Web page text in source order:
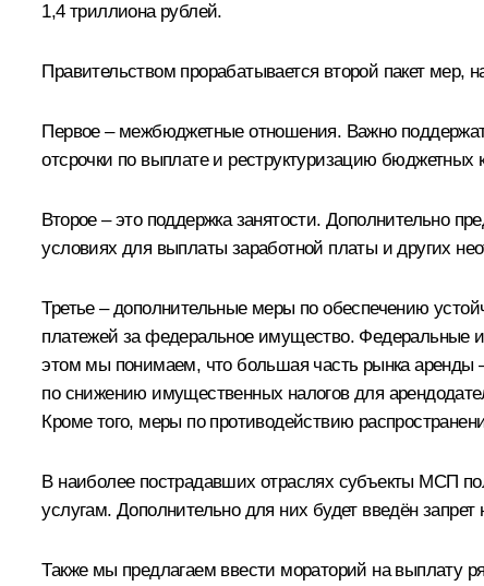
1,4 триллиона рублей.
Правительством прорабатывается второй пакет мер,
Первое – межбюджетные отношения. Важно
отсрочки по выплате и реструктуризацию
Второе – это поддержка занятости. Дополнительно
условиях для выплаты заработной платы и других
Третье – дополнительные меры по обеспечению
платежей за федеральное имущество. Федеральные
этом мы понимаем, что большая часть рынка аренды
по снижению имущественных налогов для
Кроме того, меры по противодействию
В наиболее пострадавших отраслях субъекты МСП
услугам. Дополнительно для них будет введён
Также мы предлагаем ввести мораторий на выплату